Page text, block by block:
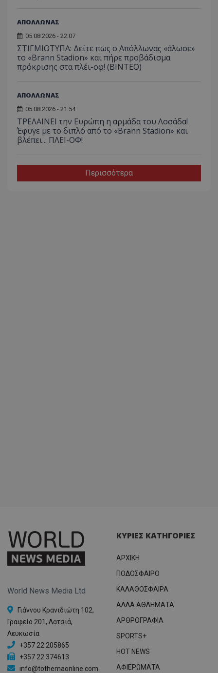
ΑΠΟΛΛΩΝΑΣ
05.08.2026 - 22:07
ΣΤΙΓΜΙΟΤΥΠΑ: Δείτε πως ο Απόλλωνας «άλωσε»
το «Brann Stadion» και πήρε προβάδισμα
πρόκρισης στα πλέι-οφ! (ΒΙΝΤΕΟ)
ΑΠΟΛΛΩΝΑΣ
05.08.2026 - 21:54
ΤΡΕΛΑΙΝΕΙ την Ευρώπη η αρμάδα του Λοσάδα!
Έφυγε με το διπλό από το «Brann Stadion» και
βλέπει... ΠΛΕΙ-ΟΦ!
Περισσότερα
World News Media Ltd
Γιάννου Κρανιδιώτη 102,
Γραφείο 201, Λατσιά,
Λευκωσία
+357 22 205865
+357 22 374613
info@tothemaonline.com
ΚΥΡΙΕΣ ΚΑΤΗΓΟΡΙΕΣ
ΑΡΧΙΚΗ
ΠΟΔΟΣΦΑΙΡΟ
ΚΑΛΑΘΟΣΦΑΙΡΑ
ΑΛΛΑ ΑΘΛΗΜΑΤΑ
ΑΡΘΡΟΓΡΑΦΙΑ
SPORTS+
HOT NEWS
ΑΦΙΕΡΩΜΑΤΑ